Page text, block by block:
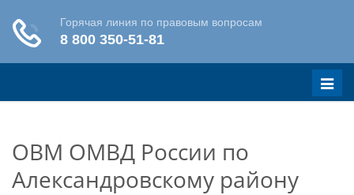
Меню
ОВМ ОМВД России по
Александровскому району